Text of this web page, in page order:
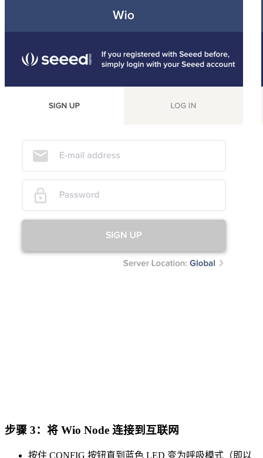
步骤 3：将 Wio Node 连接到互联网
按住 CONFIG 按钮直到蓝色 LED 变为呼吸模式（即以